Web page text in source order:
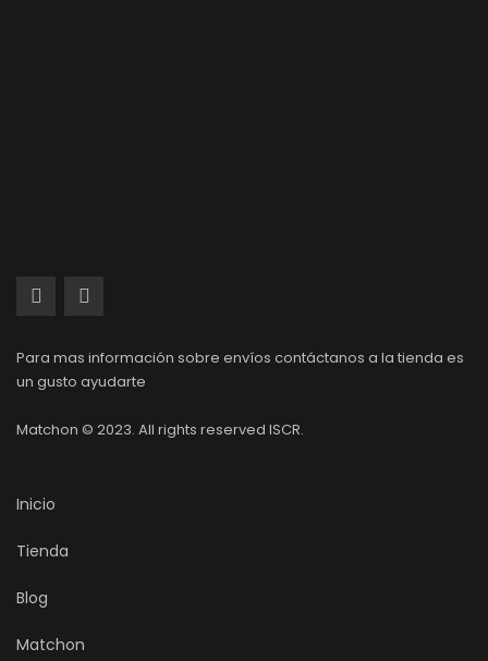
Para mas información sobre envíos contáctanos a la tienda es
un gusto ayudarte
Matchon © 2023. All rights reserved ISCR.
Inicio
Tienda
Blog
Matchon